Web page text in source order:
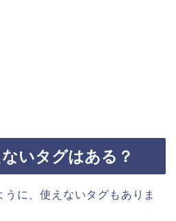
いタグはある？
に、使えないタグもありま